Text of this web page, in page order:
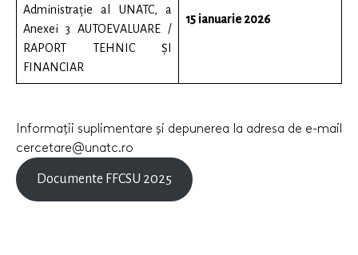
Administrație al UNATC, a
Anexei 3 AUTOEVALUARE /
RAPORT TEHNIC ȘI
FINANCIAR
15 ianuarie 2026
Informații suplimentare și depunerea la adresa de e-mail
cercetare@unatc.ro
Documente FFCSU 2025